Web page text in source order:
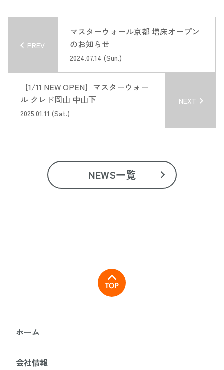
PREV
マスターウォール京都 増床オープン
のお知らせ
2024.07.14 (Sun.)
【1/11 NEW OPEN】マスターウォー
ル クレド岡山 中山下
2025.01.11 (Sat.)
NEXT
NEWS一覧
ホーム
会社情報